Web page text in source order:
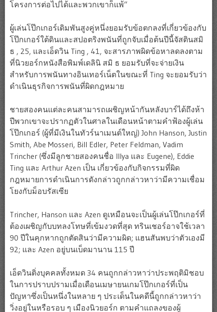
โครงการต่อไปได้และพวกเขาก็แพ้”
ผู้เล่นโป๊กเกอร์เดิมพันสูงคู่หนึ่งยอมรับข้อตกลงที่เกี่ยวข้องกับ
โป๊กเกอร์ใต้ดินและสปอตริงพนันที่ถูกจับเมื่อต้นปีนี้จัสตินสมิ
ธ , 25, และเอ็ดวิน Ting , 41, จะสารภาพผิดข้อหาลดลงตาม
ที่นิวยอร์กหนังสือพิมพ์เดลินิ สมิ ธ ยอมรับที่จะจ่ายเงิน
สำหรับการพนันทางอินเทอร์เน็ตในขณะที่ Ting จะยอมรับว่า
ดำเนินธุรกิจการพนันที่ผิดกฎหมาย
ชายสองคนแต่ละคนสามารถเผชิญหน้ากันหลังบาร์ได้ถึงห้า
ปีพวกเขาจะปรากฏตัวในศาลในเดือนหน้าตามคำฟ้องผู้เล่น
โป๊กเกอร์ (ผู้ที่มีเงินในทัวร์นาเมนต์ใหญ่) John Hanson, Justin
Smith, Abe Mosseri, Bill Edler, Peter Feldman, Vadim
Trincher (ซึ่งมีลูกชายสองคนชื่อ Illya และ Eugene), Eddie
Ting และ Arthur Azen เป็น เกี่ยวข้องกับกิจกรรมที่ผิด
กฎหมายการดำเนินการดังกล่าวถูกกล่าวหาว่ามีความเชื่อม
โยงกับม็อบรัสเซีย
Trincher, Hanson และ Azen ดูเหมือนจะเป็นผู้เล่นโป๊กเกอร์ที่
ต้องเผชิญกับบทลงโทษที่เข้มงวดที่สุด ทรินเชอร์อาจใช้เวลา
90 ปีในคุกหากถูกตัดสินว่ามีความผิด; แฮนสันพบว่าตัวเองมี
92; และ Azen อยู่บนเบ็ดมานาน 115 ปี
เอ็ดวินติ่งบุคคลทั้งหมด 34 คนถูกกล่าวหาว่าประพฤติมิชอบ
ในการปราบปรามเมื่อเดือนเมษายนเกมโป๊กเกอร์ที่เป็น
ปัญหาซึ่งเป็นหนึ่งในหลาย ๆ ประเด็นในคดีนี้ถูกกล่าวหาว่า
วิ่งอยู่ในหรือรอบ ๆ เมืองนิวยอร์ก ตามคำแถลงของผู้